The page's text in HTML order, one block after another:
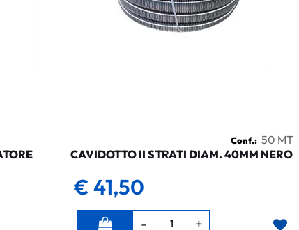
Conf.: 50 MT
CAVIDOTTO II STRATI DIAM. 40MM NERO
€ 41,50
Quantità